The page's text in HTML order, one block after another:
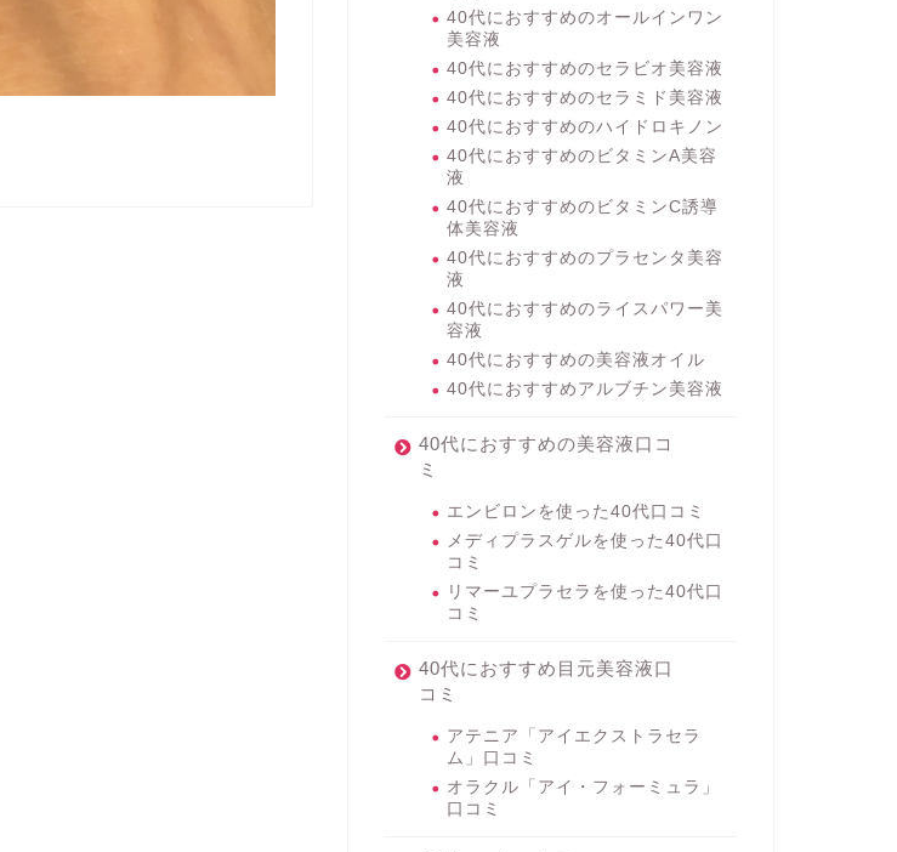
40代におすすめのオールインワン
美容液
40代におすすめのセラビオ美容液
40代におすすめのセラミド美容液
40代におすすめのハイドロキノン
40代におすすめのビタミンA美容
液
40代におすすめのビタミンC誘導
体美容液
40代におすすめのプラセンタ美容
液
40代におすすめのライスパワー美
容液
40代におすすめの美容液オイル
40代におすすめアルブチン美容液
40代におすすめの美容液口コ
ミ
エンビロンを使った40代口コミ
メディプラスゲルを使った40代口
コミ
リマーユプラセラを使った40代口
コミ
40代におすすめ目元美容液口
コミ
アテニア「アイエクストラセラ
ム」口コミ
オラクル「アイ・フォーミュラ」
口コミ